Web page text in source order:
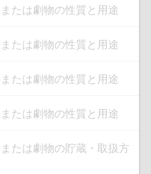
たは劇物の性質と用途
たは劇物の性質と用途
たは劇物の性質と用途
たは劇物の性質と用途
たは劇物の貯蔵・取扱方